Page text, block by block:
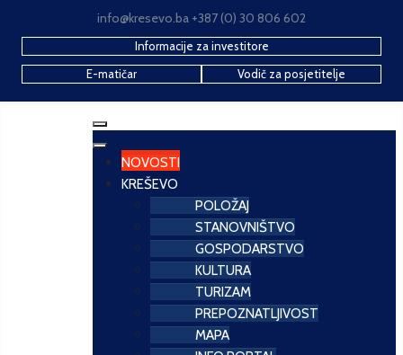
info@kresevo.ba +387 (0) 30 806 602
Informacije za investitore
E-matičar
Vodič za posjetitelje
NOVOSTI
KREŠEVO
POLOŽAJ
STANOVNIŠTVO
GOSPODARSTVO
KULTURA
TURIZAM
PREPOZNATLJIVOST
MAPA